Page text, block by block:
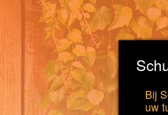
Bij
uw